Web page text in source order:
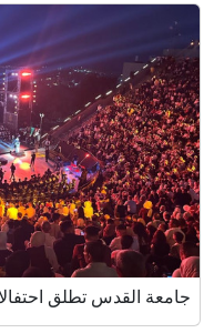
جامعة القدس تطلق